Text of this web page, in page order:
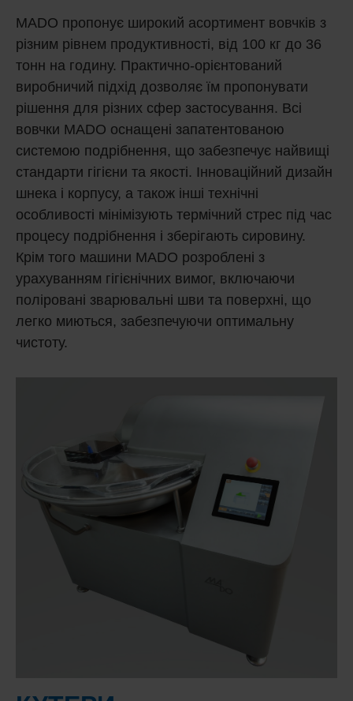
MADO пропонує широкий асортимент вовчків з
різним рівнем продуктивності, від 100 кг до 36
тонн на годину. Практично-орієнтований
виробничий підхід дозволяє їм пропонувати
рішення для різних сфер застосування. Всі
вовчки MADO оснащені запатентованою
системою подрібнення, що забезпечує найвищі
стандарти гігієни та якості. Інноваційний дизайн
шнека і корпусу, а також інші технічні
особливості мінімізують термічний стрес під час
процесу подрібнення і зберігають сировину.
Крім того машини MADO розроблені з
урахуванням гігієнічних вимог, включаючи
поліровані зварювальні шви та поверхні, що
легко миються, забезпечуючи оптимальну
чистоту.